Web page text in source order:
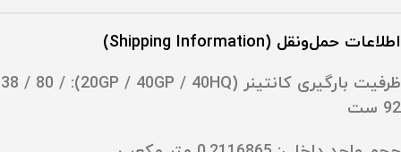
اطلاعات حمل‌ونقل (Shipping Information)
ظرفیت بارگیری کانتینر (20GP / 40GP / 40HQ): ‎38 / 80 /
92 ست